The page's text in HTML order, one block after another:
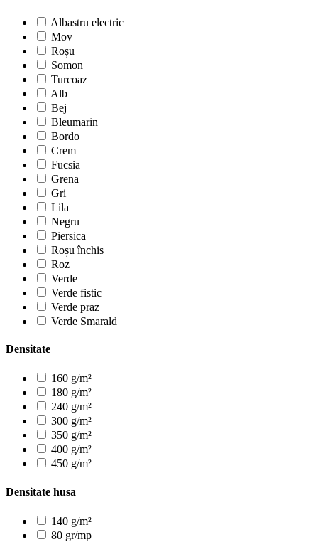
Albastru electric
Mov
Roșu
Somon
Turcoaz
Alb
Bej
Bleumarin
Bordo
Crem
Fucsia
Grena
Gri
Lila
Negru
Piersica
Roșu închis
Roz
Verde
Verde fistic
Verde praz
Verde Smarald
Densitate
160 g/m²
180 g/m²
240 g/m²
300 g/m²
350 g/m²
400 g/m²
450 g/m²
Densitate husa
140 g/m²
80 gr/mp